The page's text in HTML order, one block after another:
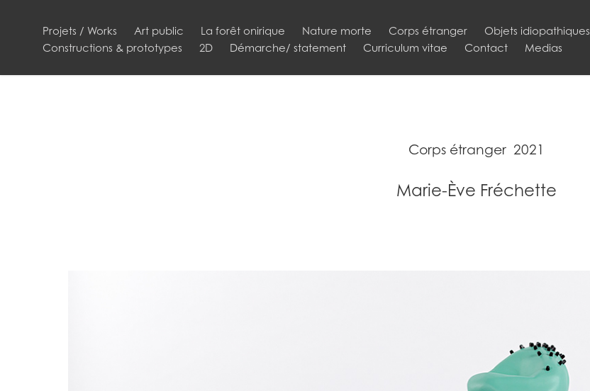
Projets / Works Art public La forêt onirique Nature morte Corps étranger Objets idiopathiques
Constructions & prototypes
2D Démarche/ statement Curriculum vitae Contact Medias
Corps étranger  2021
Marie-Ève Fréchette